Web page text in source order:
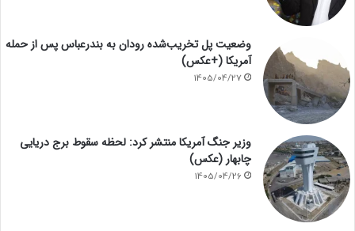
وضعیت پل تخریب‌شده رودان به بندرعباس پس از حمله
آمریکا (+عکس)
1405/04/27
وزیر جنگ آمریکا منتشر کرد: لحظه سقوط برج دریایی
چابهار (عکس)
1405/04/26